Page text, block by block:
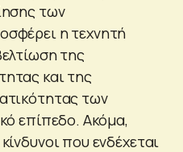
των
η τεχνητή
της
και της
των
επίπεδο. Ακόμα,
που ενδέχεται